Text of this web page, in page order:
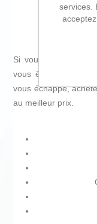
Si vous êtes
vous êtes à la
vous échappe,
au meilleur prix.
services.